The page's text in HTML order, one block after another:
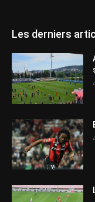
Les derniers